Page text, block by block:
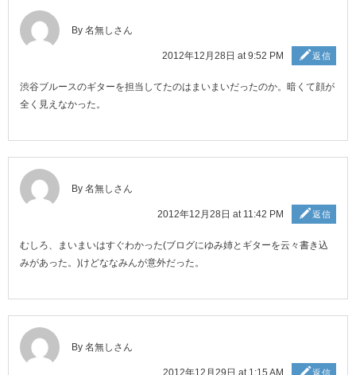
By 名無しさん
2012年12月28日 at 9:52 PM 返信
渋谷ブルースのギターを担当してたのはまいまいだったのか。暗くて顔が
全く見えなかった。
By 名無しさん
2012年12月28日 at 11:42 PM 返信
むしろ、まいまいはすぐわかった(ブログにゆみ姉とギターを云々書き込
みがあった。)けどななみんが意外だった。
By 名無しさん
2012年12月29日 at 1:15 AM 返信